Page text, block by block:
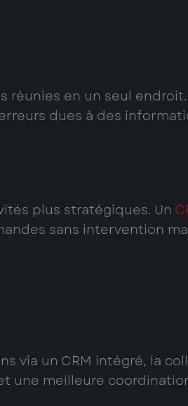
en un seul endroit.
dues à des
plus stratégiques. Un
sans intervention
via un CRM intégré, la
une meilleure